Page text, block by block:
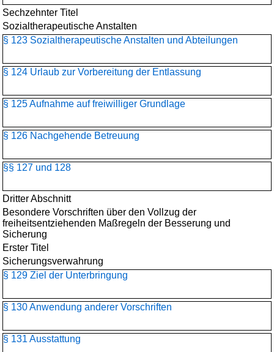
Sechzehnter Titel
Sozialtherapeutische Anstalten
§ 123 Sozialtherapeutische Anstalten und Abteilungen
§ 124 Urlaub zur Vorbereitung der Entlassung
§ 125 Aufnahme auf freiwilliger Grundlage
§ 126 Nachgehende Betreuung
§§ 127 und 128
Dritter Abschnitt
Besondere Vorschriften über den Vollzug der
freiheitsentziehenden Maßregeln der Besserung und
Sicherung
Erster Titel
Sicherungsverwahrung
§ 129 Ziel der Unterbringung
§ 130 Anwendung anderer Vorschriften
§ 131 Ausstattung